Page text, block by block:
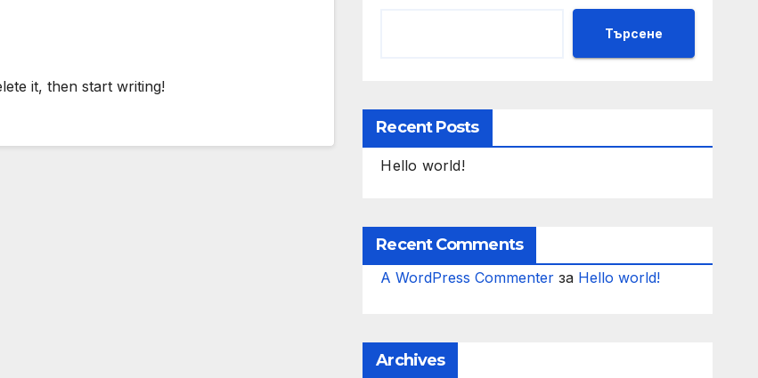
it, then start writing!
Търсене
Recent Posts
Hello world!
Recent Comments
A WordPress Commenter за Hello world!
Archives